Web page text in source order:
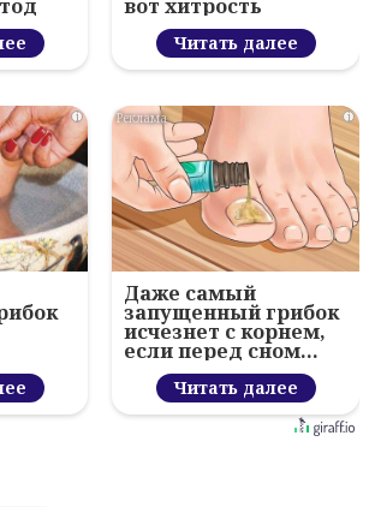
вот хитрость
Читать далее
i i
Даже самый
запущенный грибок
исчезнет с корнем,
если перед сном…
Читать далее